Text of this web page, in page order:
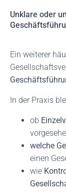
Unklare oder
Ein weiterer
In der Praxis
ob
welche
einen
wie